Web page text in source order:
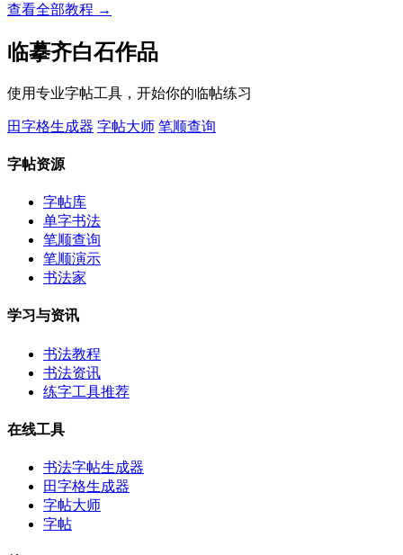
查看全部教程 →
临摹齐白石作品
使用专业字帖工具，开始你的临帖练习
田字格生成器 字帖大师 笔顺查询
字帖资源
字帖库
单字书法
笔顺查询
笔顺演示
书法家
学习与资讯
书法教程
书法资讯
练字工具推荐
在线工具
书法字帖生成器
田字格生成器
字帖大师
字帖